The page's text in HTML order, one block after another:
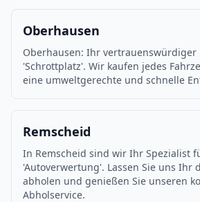
Oberhausen
Oberhausen: Ihr vertrauenswürdiger
'Schrottplatz'. Wir kaufen jedes
eine umweltgerechte und schnelle
Remscheid
In Remscheid sind wir Ihr Spezialist
'Autoverwertung'. Lassen Sie uns Ihr
abholen und genießen Sie unseren
Abholservice.